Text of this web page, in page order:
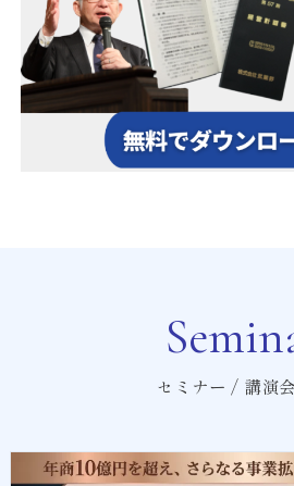
セミナー / 講演